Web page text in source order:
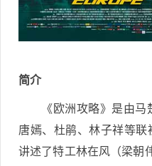
简介
《欧洲攻略》是由马
唐嫣、杜鹃、林子祥等
讲述了特工林在风（梁朝